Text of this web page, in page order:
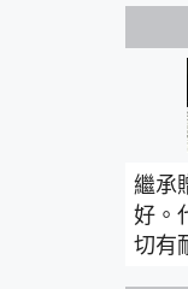
繼承
好。
切有